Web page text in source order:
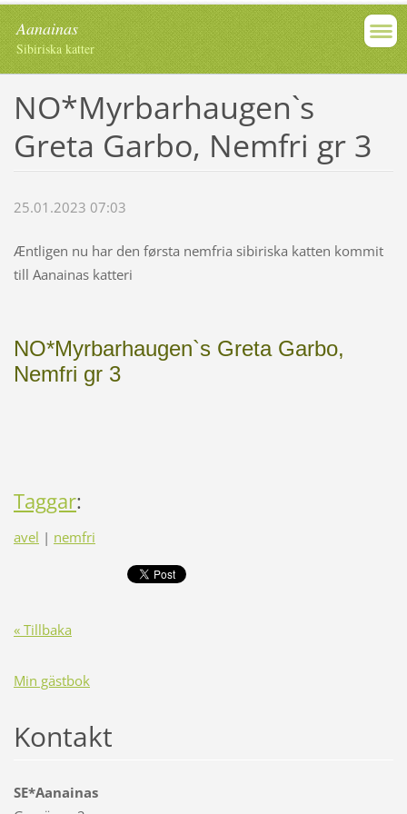
Aanainas
Sibiriska katter
NO*Myrbarhaugen`s
Greta Garbo, Nemfri gr 3
25.01.2023 07:03
Æntligen nu har den førsta nemfria sibiriska katten kommit
till Aanainas katteri
NO*Myrbarhaugen`s Greta Garbo,
Nemfri gr 3
Taggar:
avel | nemfri
« Tillbaka
Min gästbok
Kontakt
SE*Aanainas